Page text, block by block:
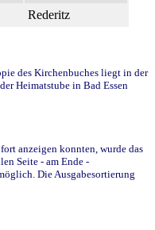
Rederitz
des Kirchenbuches liegt in der
Heimatstube in Bad Essen
anzeigen konnten, wurde das
Seite - am Ende -
Die Ausgabesortierung